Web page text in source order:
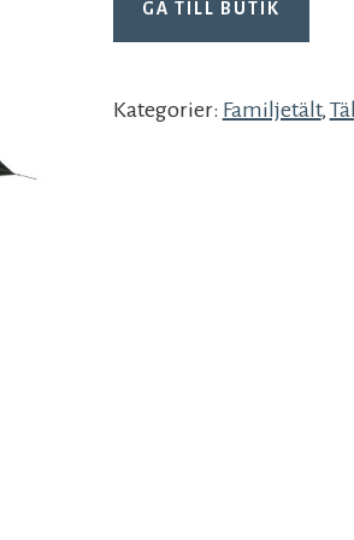
GÅ TILL BUTIK
Kategorier: Familjetält,